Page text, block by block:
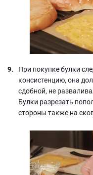
При покупке булки
консистенцию, она
сдобной, не
Булки разрезать
стороны также на